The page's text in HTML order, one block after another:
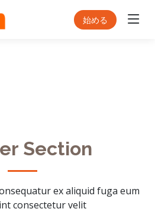
始める
Section
ex aliquid fuga eum
consectetur velit